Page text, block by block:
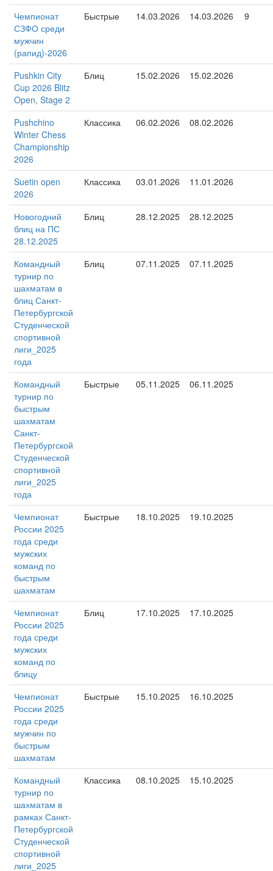
Чемпионат
СЗФО среди
мужчин
(рапид)-2026
Быстрые 14.03.2026 14.03.2026 9
Pushkin City
Cup 2026 Blitz
Open, Stage 2
Блиц 15.02.2026 15.02.2026
Pushchino
Winter Chess
Championship
2026
Классика 06.02.2026 08.02.2026
Suetin open
2026
Классика 03.01.2026 11.01.2026
Новогодний
блиц на ПС
28.12.2025
Блиц 28.12.2025 28.12.2025
Командный
турнир по
шахматам в
блиц Санкт-
Петербургской
Студенческой
спортивной
лиги_2025
года
Блиц 07.11.2025 07.11.2025
Командный
турнир по
быстрым
шахматам
Санкт-
Петербургской
Студенческой
спортивной
лиги_2025
года
Быстрые 05.11.2025 06.11.2025
Чемпионат
России 2025
года среди
мужских
команд по
быстрым
шахматам
Быстрые 18.10.2025 19.10.2025
Чемпионат
России 2025
года среди
мужских
команд по
блицу
Блиц 17.10.2025 17.10.2025
Чемпионат
России 2025
года среди
мужчин по
быстрым
шахматам
Быстрые 15.10.2025 16.10.2025
Командный
турнир по
шахматам в
рамках Санкт-
Петербургской
Студенческой
спортивной
лиги_2025
Классика 08.10.2025 15.10.2025